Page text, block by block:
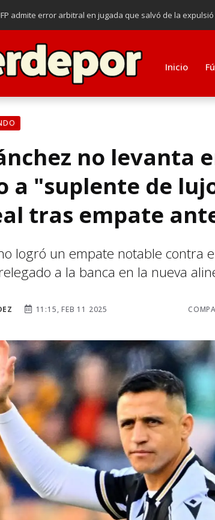
admite error arbitral en jugada que salvó de la expulsió
se aferra a la esperanza de clasificar a octavos de
anuncia a Carlo Ancelotti como su nuevo entrenador
Inicio
no levanta
a "suplente de
tras empate
logró un empate notable contra
a la banca en la nueva
11:15, FEB 11 2025